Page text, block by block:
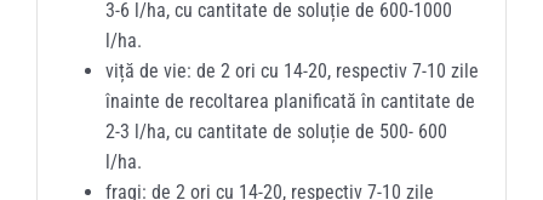
3-6 l/ha, cu cantitate de soluție de 600-1000
l/ha.
viță de vie: de 2 ori cu 14-20, respectiv 7-10 zile
înainte de recoltarea planificată în cantitate de
2-3 l/ha, cu cantitate de soluție de 500- 600
l/ha.
fragi: de 2 ori cu 14-20, respectiv 7-10 zile